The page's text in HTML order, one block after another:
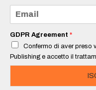
e
a
i
*
GDPR Agreement *
Confermo di aver preso
Publishing e accetto il